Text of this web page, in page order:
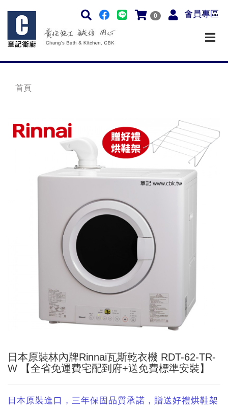
0 會員專區
首頁
日本原裝林內牌Rinnai瓦斯乾衣機 RDT-62-TR-
W 【全省免運費宅配到府+送免費標準安裝】
日本原裝進口，三年保固品質承諾，贈送好禮烘鞋架